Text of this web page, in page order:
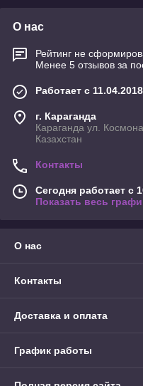
О нас
Рейтинг не
Менее 5 отзывов за
Работает с 11.04.2018
г. Караганда
Караганда ул.
Казахстан
Контакты
Сегодня работает с
Показать весь
О нас
Контакты
Доставка и оплата
График работы